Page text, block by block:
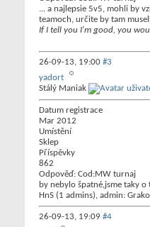
... a najlepsie 5v5, mohli by
teamoch, určite by tam
If I tell you I'm good, you
26-09-13, 19:00 #3
yadort
Stálý Maniak
Datum registrace
Mar 2012
Umístění
Sklep
Příspěvky
862
Odpověď: Cod:MW turnaj
by nebylo špatné,jsme taky
HnS (1 admins), admin:
26-09-13, 19:09 #4